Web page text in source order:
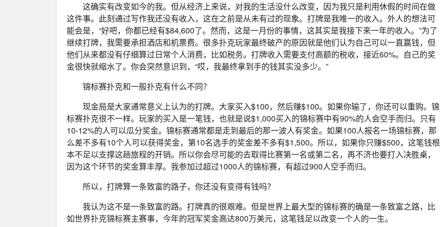
这确实有改变如今的我。但从经济上来说，对我的生活没什么改变，因为我只是利用休假的时间在做
这件事。此刻通过写作我还没有收入，这在之前是从未有过的现象。打牌是我唯一的收入。外人的想法可
能会是，“好吧，你都已经有$84,600了。然而，这是一月份的事情，这其实是我接下来一年的收入。”为了
继续打牌，我需要承担酒店和机票费。很多扑克玩家最终破产的原因就是他们认为自己可以一直赢钱，但
他们从来都没有仔细算过日常个人消费，比如税务。打牌收入需要支付高额的税收，接近60%。自己的奖
金很快就缩水了。你会突然意识到，“哎，我最终拿到手的钱其实没多少。”
锦标赛扑克和一般扑克有什么不同？
现金局是大家通常意义上认为的打牌。大家买入$100，然后赚$100。如果你输了，你还可以重购。锦
标赛扑克很不一样。玩家的买入是一笔钱，也就是说$1,000买入的锦标赛中有90%的人会空手而归。只有
10-12%的人可以瓜分奖金。锦标赛通常都是走到最后的那一波人有奖金。如果100人报名一场锦标赛，那
么差不多有10个人可以获得奖金，第10名选手的奖金差不多有$1,500。所以，如果你只赚$500，这笔钱根
本不足以支撑这趟旅程的开销。所以你会尽可能的去取得比赛第一名或第二名，再不济也要打入决胜桌，
因为这个环节的奖金算丰厚。我参加过超过1000人的锦标赛，有超过900人空手而归。
所以，打牌算一条致富的路子，你还没有变得有钱吗？
我认为这不是一条致富的路。打牌真的很艰难。但是世界上最大型的锦标赛的确是一条致富之路，比
如世界扑克锦标赛主赛事，今年的冠军奖金高达800万美元，这笔钱足以改变一个人的一生。